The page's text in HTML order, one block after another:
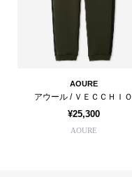
AOURE
アウール / ＶＥＣＣＨＩＯ
¥25,300
AOURE